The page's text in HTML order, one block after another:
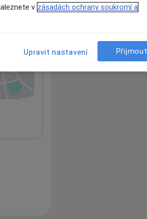
v zásadách ochrany soukromí a
Upravit nastavení Přijmout